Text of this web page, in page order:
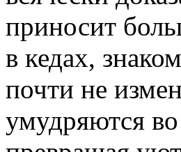
приносит
в кедах,
почти не
умудряются во